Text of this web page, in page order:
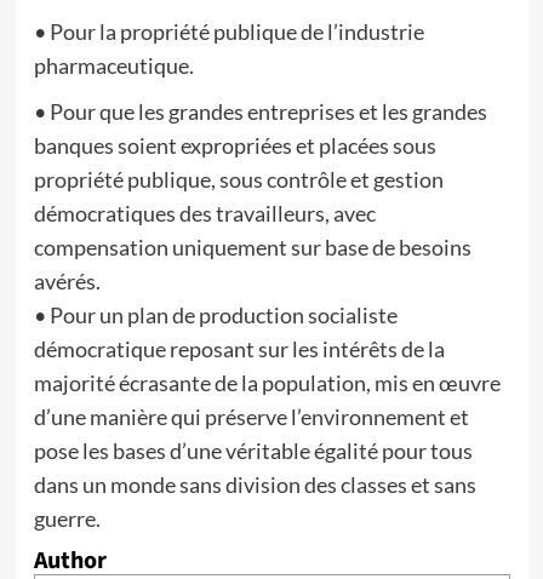
• Pour la propriété publique de l’industrie
pharmaceutique.
• Pour que les grandes entreprises et les grandes
banques soient expropriées et placées sous
propriété publique, sous contrôle et gestion
démocratiques des travailleurs, avec
compensation uniquement sur base de besoins
avérés.
• Pour un plan de production socialiste
démocratique reposant sur les intérêts de la
majorité écrasante de la population, mis en œuvre
d’une manière qui préserve l’environnement et
pose les bases d’une véritable égalité pour tous
dans un monde sans division des classes et sans
guerre.
Author